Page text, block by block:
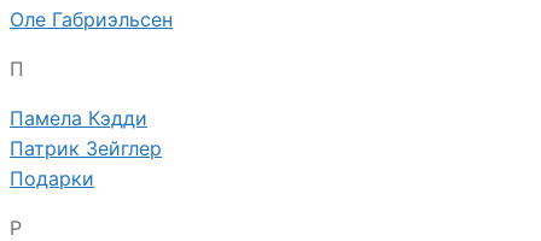
Оле Габриэльсен
П
Памела Кэдди
Патрик Зейглер
Подарки
Р